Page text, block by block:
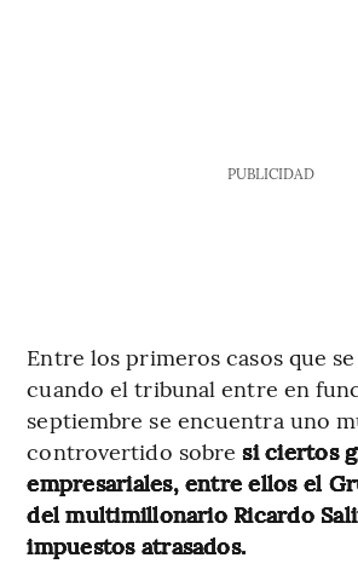
PUBLICIDAD
Entre los primeros casos que
cuando el tribunal entre en
septiembre se encuentra uno
controvertido sobresi ciertos
empresariales, entre ellos el
del multimillonario Ricardo
impuestos atrasados.